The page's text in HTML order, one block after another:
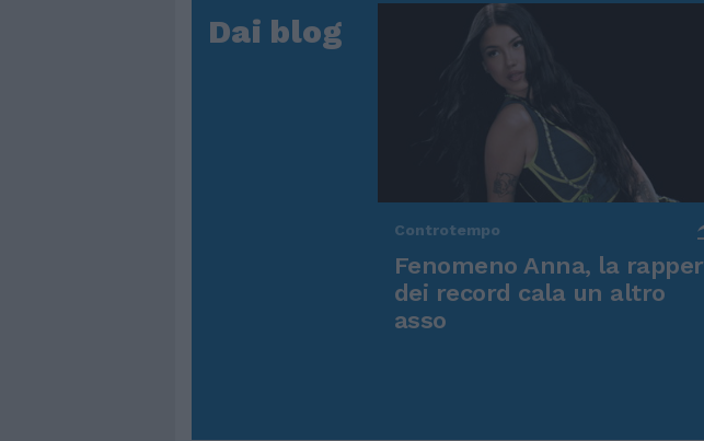
Dai blog
Controtempo
Fenomeno Anna, la rapper
dei record cala un altro
asso